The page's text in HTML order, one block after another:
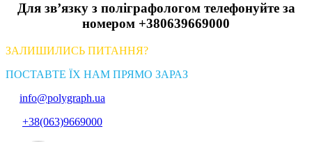
Для зв’язку з поліграфологом телефонуйте за
номером +380639669000
ЗАЛИШИЛИСЬ ПИТАННЯ?
ПОСТАВТЕ ЇХ НАМ ПРЯМО ЗАРАЗ
info@polygraph.ua
+38(063)9669000